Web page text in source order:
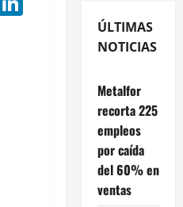
ÚLTIMAS
NOTICIAS
Metalfor
recorta 225
empleos
por caída
del 60% en
ventas